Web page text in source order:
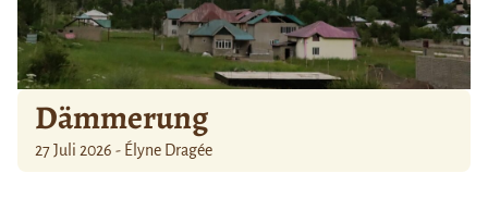
Dämmerung
27 Juli 2026 - Élyne Dragée